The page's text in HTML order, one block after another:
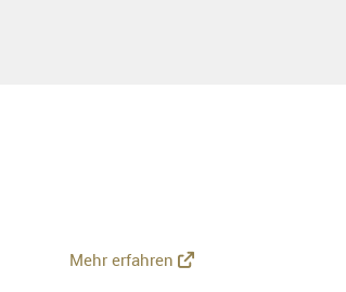
Mehr erfahren